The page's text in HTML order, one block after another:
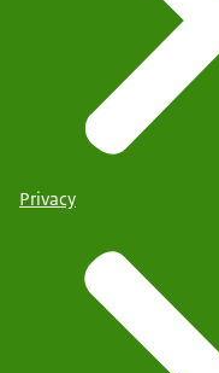
Privacy